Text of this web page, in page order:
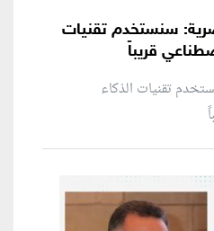
سنستخدم تقنيات
قريباً
تقنيات الذكاء